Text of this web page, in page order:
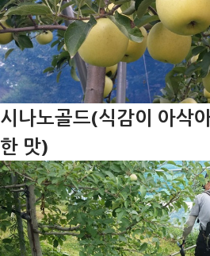
시나노골드(식감이 아삭
한 맛)